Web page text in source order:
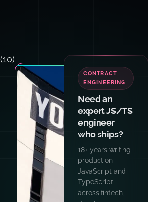
(10)
CONTRACT
ENGINEERING
Need an
expert JS/TS
engineer
who ships?
18+ years writing
production
JavaScript and
TypeScript
across fintech,